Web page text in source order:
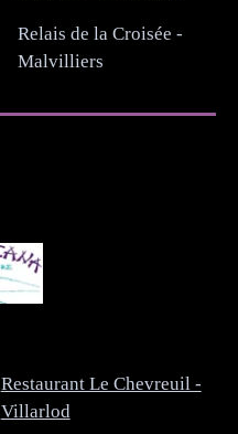
Relais de la Croisée -
Malvilliers
Restaurant Le Chevreuil -
Villarlod